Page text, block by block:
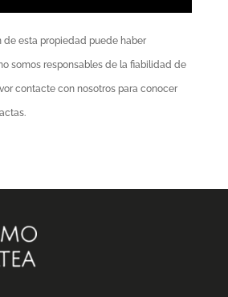
de esta propiedad puede haber
somos responsables de la fiabilidad de
contacte con nosotros para conocer